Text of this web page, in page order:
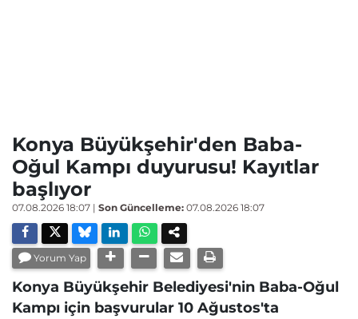
Konya Büyükşehir'den Baba-
Oğul Kampı duyurusu! Kayıtlar
başlıyor
07.08.2026 18:07 | Son Güncelleme: 07.08.2026 18:07
Yorum Yap
Konya Büyükşehir Belediyesi'nin Baba-Oğul
Kampı için başvurular 10 Ağustos'ta